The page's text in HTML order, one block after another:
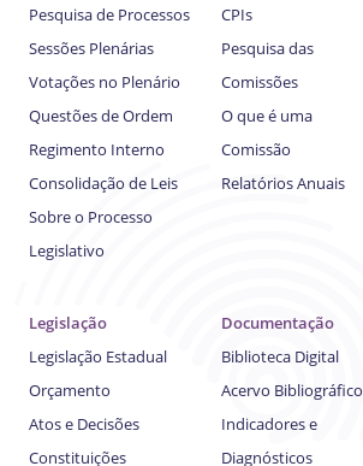
Pesquisa de Processos
Sessões Plenárias
Votações no Plenário
Questões de Ordem
Regimento Interno
Consolidação de Leis
Sobre o Processo
Legislativo
CPIs
Pesquisa das
Comissões
O que é uma
Comissão
Relatórios Anuais
Legislação
Legislação Estadual
Orçamento
Atos e Decisões
Constituições
Documentação
Biblioteca Digital
Acervo Bibliográfico
Indicadores e
Diagnósticos